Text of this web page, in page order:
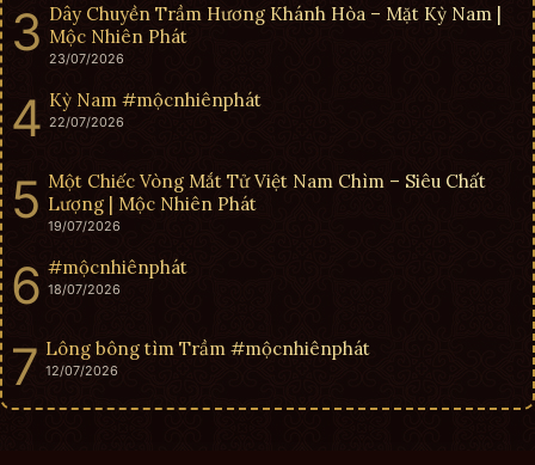
Dây Chuyền Trầm Hương Khánh Hòa – Mặt Kỳ Nam |
Mộc Nhiên Phát
23/07/2026
Kỳ Nam #mộcnhiênphát
22/07/2026
Một Chiếc Vòng Mắt Tử Việt Nam Chìm – Siêu Chất
Lượng | Mộc Nhiên Phát
19/07/2026
#mộcnhiênphát
18/07/2026
Lông bông tìm Trầm #mộcnhiênphát
12/07/2026